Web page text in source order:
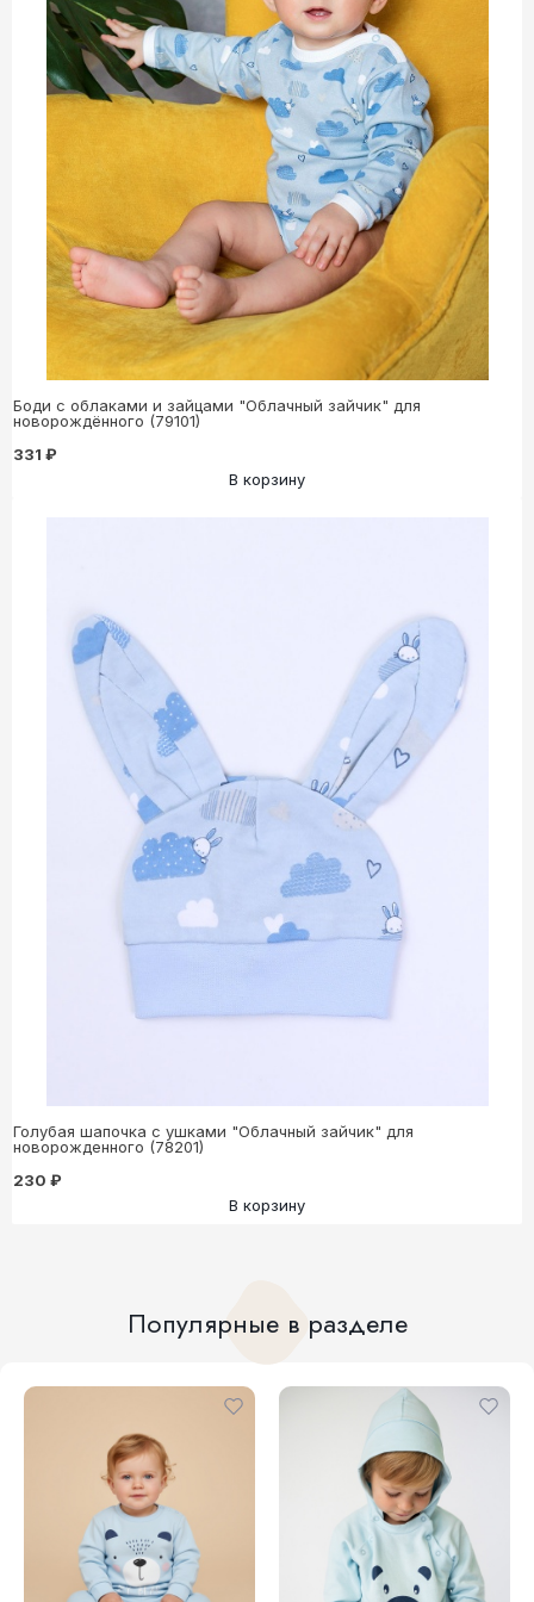
Боди с облаками и зайцами "Облачный зайчик" для
новорождённого (79101)
331 ₽
В корзину
Голубая шапочка с ушками "Облачный зайчик" для
новорожденного (78201)
230 ₽
В корзину
Популярные в разделе